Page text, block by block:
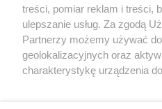
treści, pomiar reklam i treści,
ulepszanie usług. Za zgodą
Partnerzy możemy używać
geolokalizacyjnych oraz
charakterystykę urządzenia